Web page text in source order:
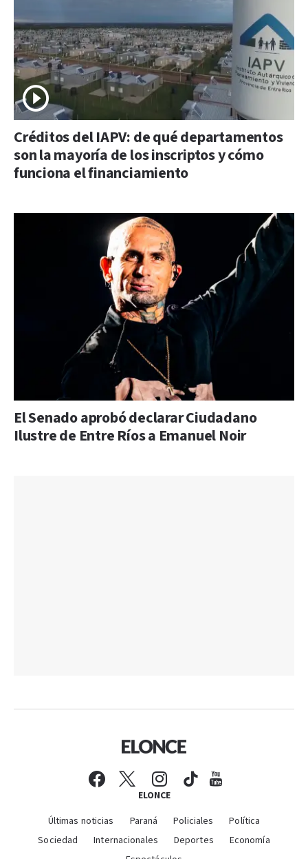
Créditos del IAPV: de qué departamentos
son la mayoría de los inscriptos y cómo
funciona el financiamiento
El Senado aprobó declarar Ciudadano
Ilustre de Entre Ríos a Emanuel Noir
ELONCE
Últimas noticias Paraná Policiales
Política
Sociedad
Internacionales Deportes
Economía